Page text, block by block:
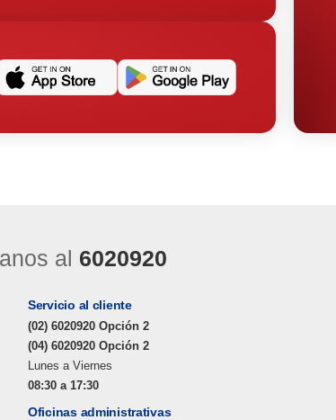
al 6020920
Servicio al cliente
(02) 6020920 Opción 2
(04) 6020920 Opción 2
Lunes a Viernes
08:30 a 17:30
Oficinas administrativas